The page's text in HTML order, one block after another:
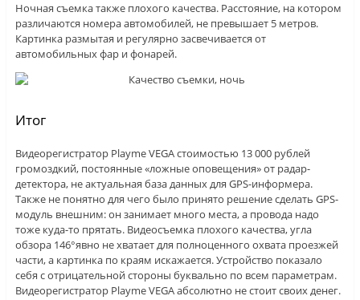
Ночная съемка также плохого качества. Расстояние, на котором
различаются номера автомобилей, не превышает 5 метров.
Картинка размытая и регулярно засвечивается от
автомобильных фар и фонарей.
Итог
Видеорегистратор Playme VEGA стоимостью 13 000 рублей
громоздкий, постоянные «ложные оповещения» от радар-
детектора, не актуальная база данных для GPS-информера.
Также не понятно для чего было принято решение сделать GPS-
модуль внешним: он занимает много места, а провода надо
тоже куда-то прятать. Видеосъемка плохого качества, угла
обзора 146°явно не хватает для полноценного охвата проезжей
части, а картинка по краям искажается. Устройство показало
себя с отрицательной стороны буквально по всем параметрам.
Видеорегистратор Playme VEGA абсолютно не стоит своих денег.